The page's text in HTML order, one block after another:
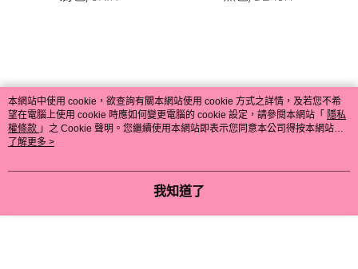
本網站中使用 cookie，欲查詢有關本網站使用 cookie 方式之詳情，及若您不希
望在電腦上使用 cookie 時應如何變更電腦的 cookie 設定，請參閱本網站「 隱私
權條款 」之 Cookie 聲明。您繼續使用本網站即表示您同意本公司得按本網站使
用條款之 Cookie 聲明使用 cookie。
了解更多 >
我知道了